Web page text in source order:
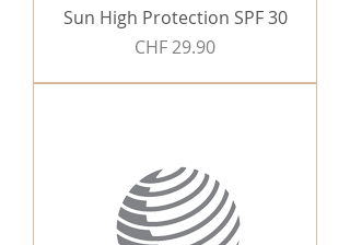
Sun High Protection SPF 30
Preis
CHF 29.90